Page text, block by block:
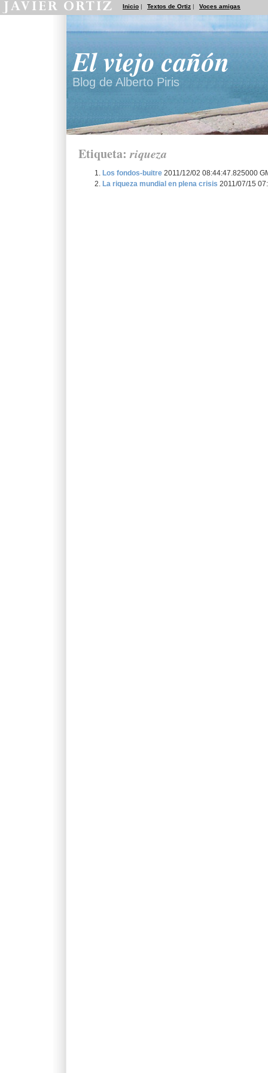
Inicio | Textos de Ortiz | Voces amigas
El viejo cañón
Blog de Alberto Piris
Etiqueta:riqueza
Los fondos-buitre 2011/12/02 08:44:47.825000
La riqueza mundial en plena crisis 2011/07/15